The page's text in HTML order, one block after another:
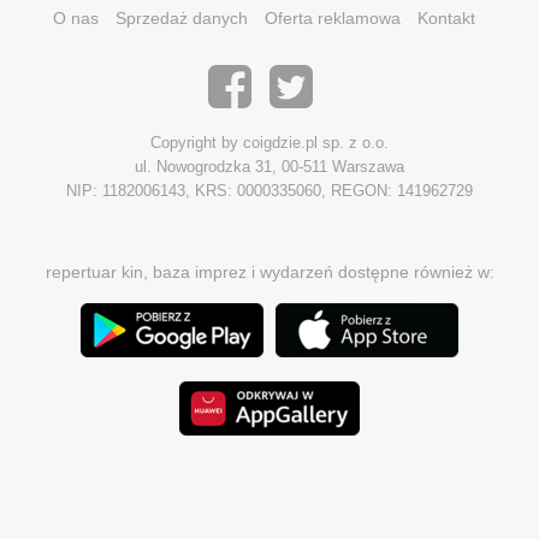
O nas Sprzedaż danych Oferta reklamowa Kontakt
Copyright by coigdzie.pl sp. z o.o.
ul. Nowogrodzka 31, 00-511 Warszawa
NIP: 1182006143, KRS: 0000335060, REGON: 141962729
repertuar kin, baza imprez i wydarzeń dostępne również w: